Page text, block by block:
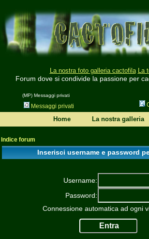
La nostra foto galleria cactofila La
Forum dove si condivide la passione per
(MP) Messaggi privati
Messaggi privati
Home La nostra galleria
Indice forum
Inserisci username e password
Username:
Password:
Connessione automatica ad ogni